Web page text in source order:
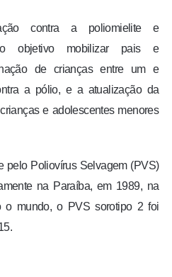
contra a poliomielite e
objetivo mobilizar pais e
de crianças entre um e
a pólio, e a atualização da
e adolescentes menores
pelo Poliovírus Selvagem (PVS)
na Paraíba, em 1989, na
o mundo, o PVS sorotipo 2 foi